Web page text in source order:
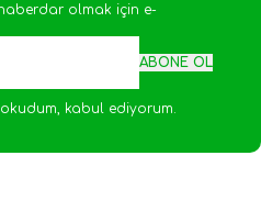
olmak için e-
ABONE OL
kabul ediyorum.